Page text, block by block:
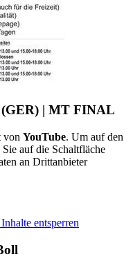
| MT FINAL
von YouTube. Um auf den
auf die Schaltfläche
an Drittanbieter
entsperren